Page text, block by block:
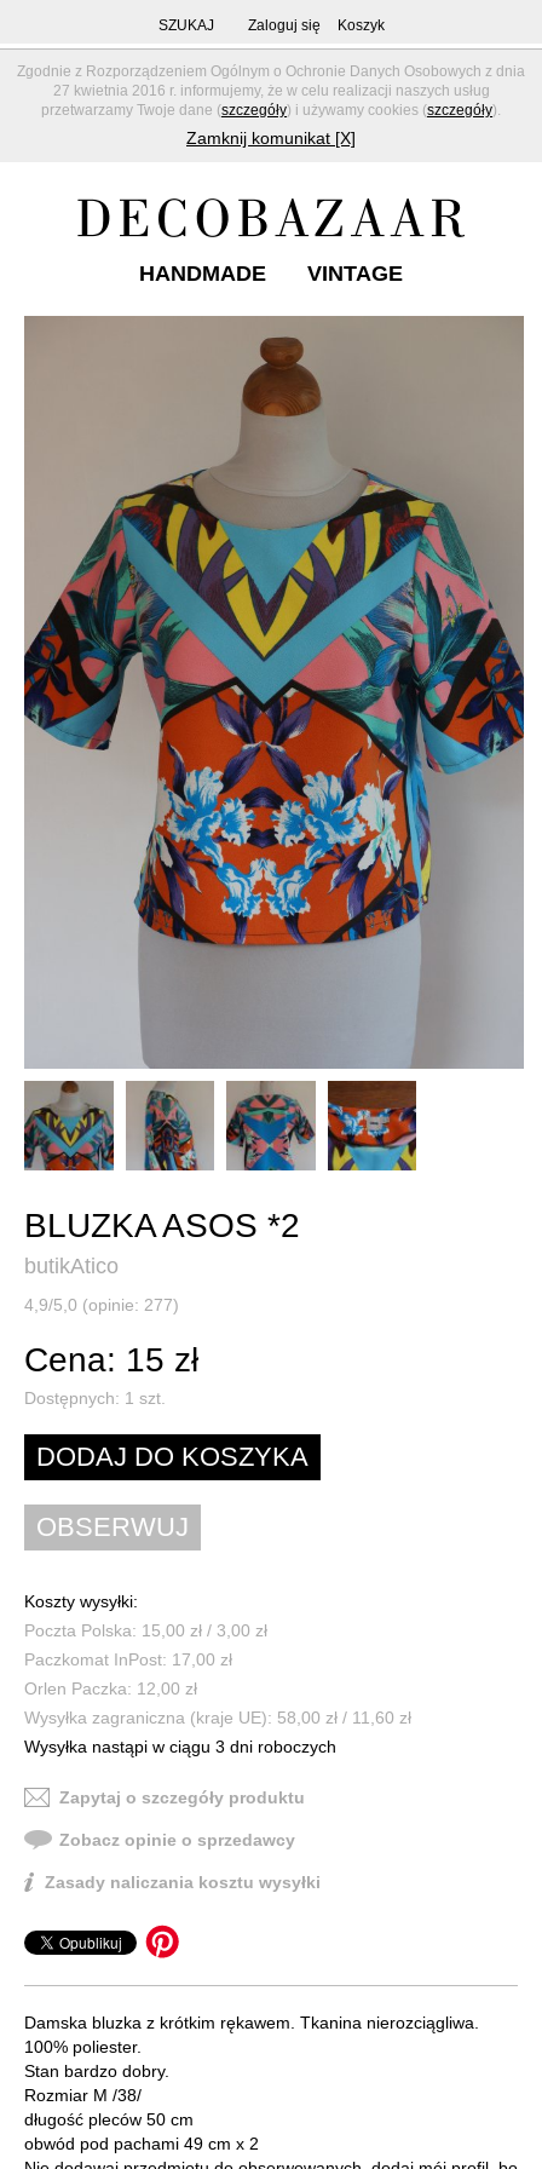
Zgodnie z Rozporządzeniem Ogólnym o Ochronie Danych Osobowych z dnia
27 kwietnia 2016 r. informujemy, że w celu realizacji naszych usług
przetwarzamy Twoje dane (szczegóły) i używamy cookies (szczegóły).
Zamknij komunikat [X]
SZUKAJ Zaloguj się Koszyk
HANDMADE VINTAGE
BLUZKA ASOS *2
butikAtico
4,9/5,0 (opinie: 277)
Cena: 15 zł
Dostępnych: 1 szt.
Koszty wysyłki:
Poczta Polska: 15,00 zł / 3,00 zł
Paczkomat InPost: 17,00 zł
Orlen Paczka: 12,00 zł
Wysyłka zagraniczna (kraje UE): 58,00 zł / 11,60 zł
Wysyłka nastąpi w ciągu 3 dni roboczych
Zapytaj o szczegóły produktu
Zobacz opinie o sprzedawcy
Zasady naliczania kosztu wysyłki
Damska bluzka z krótkim rękawem. Tkanina nierozciągliwa.
100% poliester.
Stan bardzo dobry.
Rozmiar M /38/
długość pleców 50 cm
obwód pod pachami 49 cm x 2